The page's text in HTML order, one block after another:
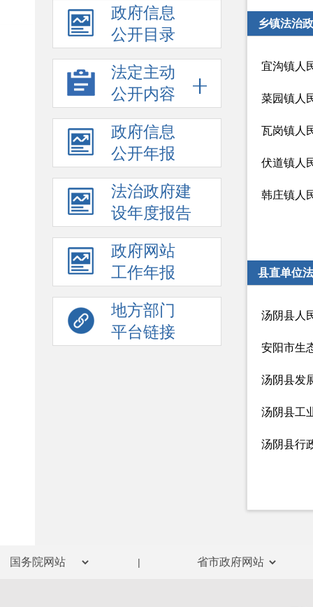
政府信息
公开目录
法定主动
公开内容
政府信息
公开年报
法治政府建
设年度报告
政府网站
工作年报
地方部门
平台链接
乡镇法治
宜沟镇人
菜园镇人
瓦岗镇人
伏道镇人
韩庄镇人
县直单位
汤阴县人
安阳市生
汤阴县发
汤阴县工
汤阴县行
|